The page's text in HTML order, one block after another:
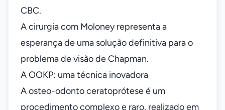
CBC.
A cirurgia com Moloney representa a
esperança de uma solução definitiva para o
problema de visão de Chapman.
A OOKP: uma técnica inovadora
A osteo-odonto ceratoprótese é um
procedimento complexo e raro, realizado em